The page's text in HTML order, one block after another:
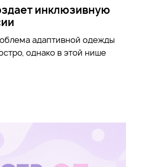
инклюзивную
адаптивной одежды
однако в этой нише